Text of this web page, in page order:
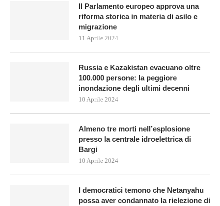
Il Parlamento europeo approva una
riforma storica in materia di asilo e
migrazione
11 Aprile 2024
Russia e Kazakistan evacuano oltre
100.000 persone: la peggiore
inondazione degli ultimi decenni
10 Aprile 2024
Almeno tre morti nell’esplosione
presso la centrale idroelettrica di
Bargi
10 Aprile 2024
I democratici temono che Netanyahu
possa aver condannato la rielezione di